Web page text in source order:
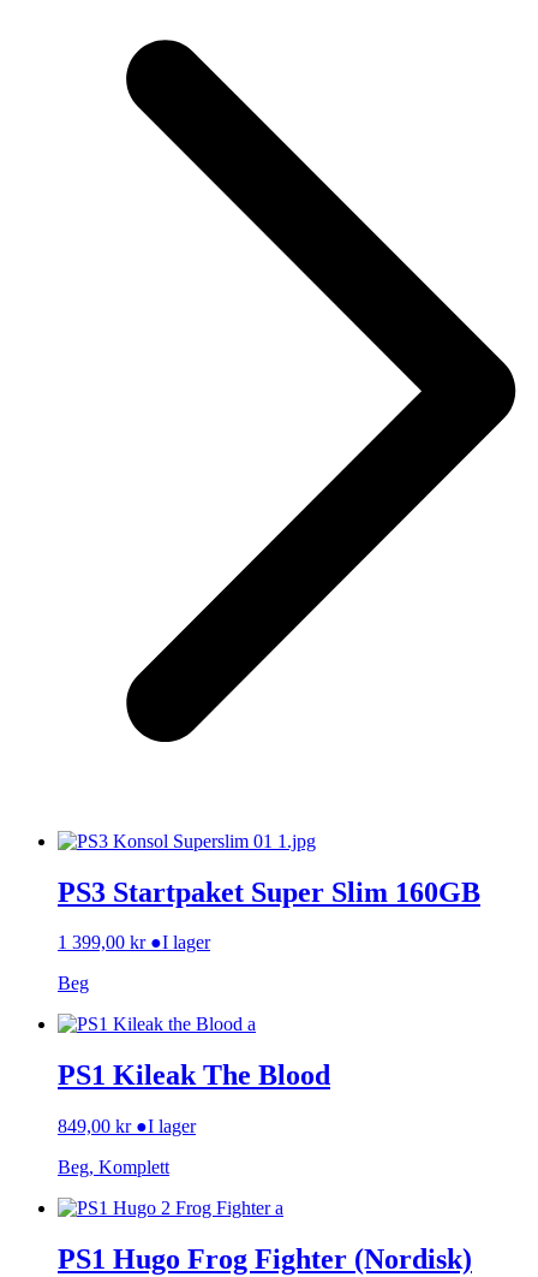
PS3 Startpaket Super Slim 160GB
1 399,00 kr ●I lager
Beg
PS1 Kileak The Blood
849,00 kr ●I lager
Beg, Komplett
PS1 Hugo Frog Fighter (Nordisk)